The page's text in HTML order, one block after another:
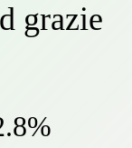
grazie